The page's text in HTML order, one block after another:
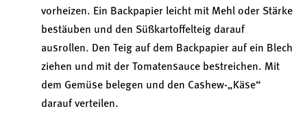
vorheizen. Ein Backpapier leicht mit Mehl oder Stärke
bestäuben und den Süßkartoffelteig darauf
ausrollen. Den Teig auf dem Backpapier auf ein Blech
ziehen und mit der Tomatensauce bestreichen. Mit
dem Gemüse belegen und den Cashew-„Käse“
darauf verteilen.